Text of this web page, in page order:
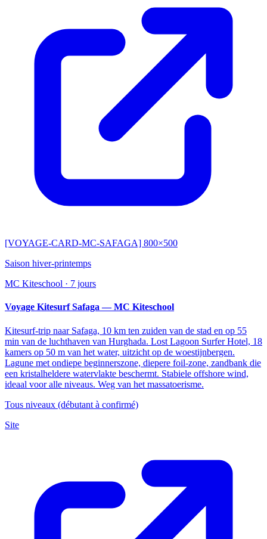
[VOYAGE-CARD-MC-SAFAGA] 800×500
Saison hiver-printemps
MC Kiteschool · 7 jours
Voyage Kitesurf Safaga — MC Kiteschool
Kitesurf-trip naar Safaga, 10 km ten zuiden van de stad en op 55
min van de luchthaven van Hurghada. Lost Lagoon Surfer Hotel, 18
kamers op 50 m van het water, uitzicht op de woestijnbergen.
Lagune met ondiepe beginnerszone, diepere foil-zone, zandbank die
een kristalheldere watervlakte beschermt. Stabiele offshore wind,
ideaal voor alle niveaus. Weg van het massatoerisme.
Tous niveaux (débutant à confirmé)
Site